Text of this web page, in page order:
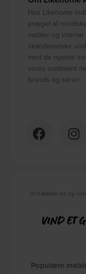
Hos Likehome
præget af
møbler og
skandinaviske
med de nyeste
vores sortiment
brands og serier.
Vi trækker en ny
VIND ET
Populære